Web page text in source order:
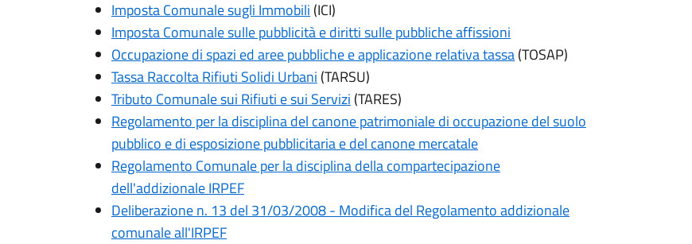
Imposta Comunale sugli Immobili (ICI)
Imposta Comunale sulle pubblicità e diritti sulle pubbliche affissioni
Occupazione di spazi ed aree pubbliche e applicazione relativa tassa(TOSAP)
Tassa Raccolta Rifiuti Solidi Urbani (TARSU)
Tributo Comunale sui Rifiuti e sui Servizi (TARES)
Regolamento per la disciplina del canone patrimoniale di occupazione del suolo
pubblico e di esposizione pubblicitaria e del canone mercatale
Regolamento Comunale per la disciplina della compartecipazione
dell'addizionale IRPEF
Deliberazione n. 13 del 31/03/2008 - Modifica del Regolamento addizionale
comunale all'IRPEF